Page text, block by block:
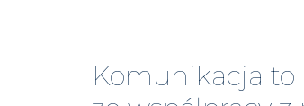
Komunikacja to